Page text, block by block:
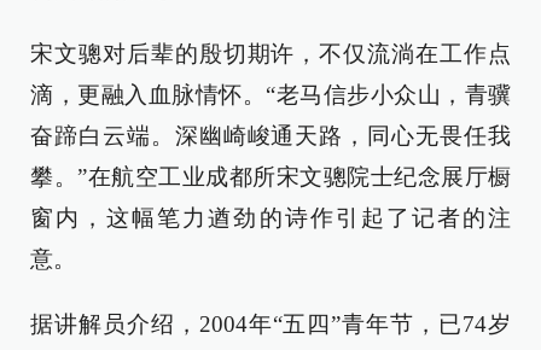
宋文骢对后辈的殷切期许，不仅流淌在工作点
滴，更融入血脉情怀。“老马信步小众山，青骥
奋蹄白云端。深幽崎峻通天路，同心无畏任我
攀。”在航空工业成都所宋文骢院士纪念展厅橱
窗内，这幅笔力遒劲的诗作引起了记者的注
意。
据讲解员介绍，2004年“五四”青年节，已74岁